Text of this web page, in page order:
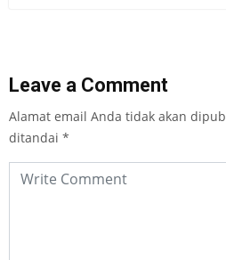
Leave a Comment
Alamat email Anda tidak akan
ditandai *